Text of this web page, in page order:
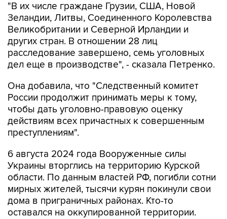
"В их числе граждане Грузии, США, Новой
Зеландии, Литвы, Соединенного Королевства
Великобритании и Северной Ирландии и
других стран. В отношении 28 лиц
расследование завершено, семь уголовных
дел еще в производстве", - сказала Петренко.
Она добавила, что "Cледственный комитет
России продолжит принимать меры к тому,
чтобы дать уголовно-правовую оценку
действиям всех причастных к совершенным
преступлениям".
6 августа 2024 года Вооруженные силы
Украины вторглись на территорию Курской
области. По данным властей РФ, погибли сотни
мирных жителей, тысячи курян покинули свои
дома в приграничных районах. Кто-то
оставался на оккупированной территории.